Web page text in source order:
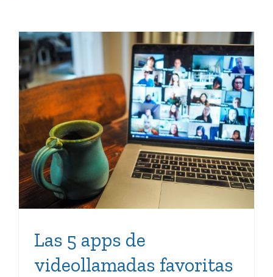
Las 5 apps de
videollamadas favoritas
en pandemia
Las 5 apps de
videollamadas favoritas